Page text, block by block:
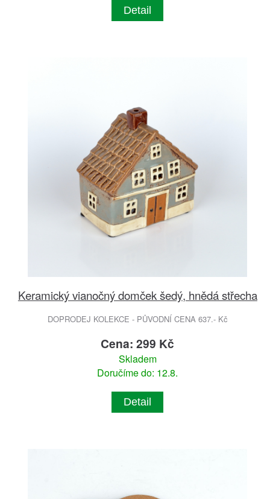
Detail
Keramický vianočný domček šedý, hnědá střecha
DOPRODEJ KOLEKCE - PŮVODNÍ CENA 637.- Kč
Cena: 299 Kč
Skladem
Doručíme do: 12.8.
Detail